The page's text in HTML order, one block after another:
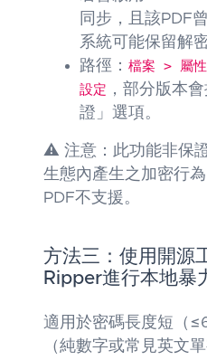
同步，且該PDF
系統可能保留解
路徑： 檔案 > 屬
設定 ，部分版本
證」選項。
⚠️ 注意：此功能非保
生態內產生之加密行
PDF不支援。
方法三：使用開源
Ripper進行本地暴
適用於密碼長度短（
（純數字或常見英文